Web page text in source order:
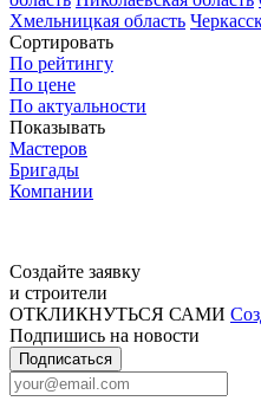
Хмельницкая область
Сортировать
По рейтингу
По цене
По актуальности
Показывать
Мастеров
Бригады
Компании
Создайте заявку
и строители
ОТКЛИКНУТЬСЯ САМИ
Подпишись на новости
Подписаться